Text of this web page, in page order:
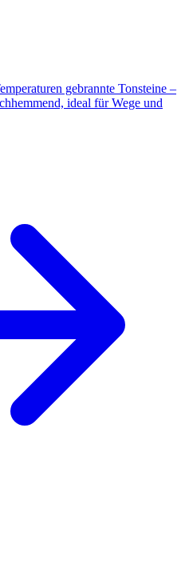
gebrannte Tonsteine –
ideal für Wege und